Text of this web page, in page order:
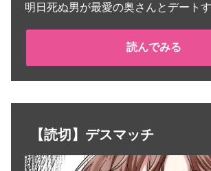
明日死ぬ男が最愛の奥さんとデート
読んでみる
【読切】デスマッチ